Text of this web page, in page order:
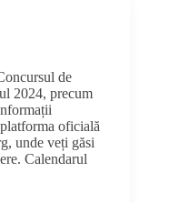
de
2024, precum
oficială
unde veți găsi
Calendarul